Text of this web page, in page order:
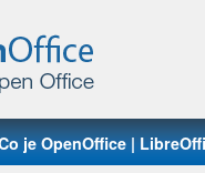
je OpenOffice |